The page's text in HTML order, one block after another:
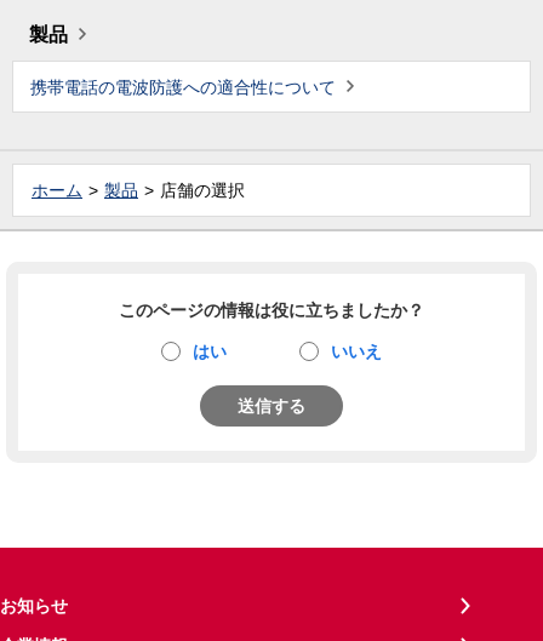
製品
携帯電話の電波防護への適合性について
ホーム 製品 店舗の選択
このページの情報は役に立ちましたか？
はい いいえ
送信する
お知らせ